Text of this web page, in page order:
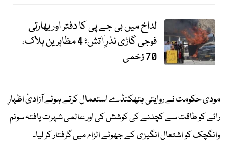
لداخ میں بی جے پی کا دفتر اور بھارتی
فوجی گاڑی نذرِ آتش؛ 4 مظاہرین ہلاک،
70 زخمی
مودی حکومت نے روایتی ہتھکنڈے استعمال کرتے ہوئے آزادیٔ اظہارِ
رائے کو طاقت سے کچلنے کی کوشش کی اور عالمی شہرت یافتہ سونم
وانگچک کو اشتعال انگیزی کے جھوٹے الزام میں گرفتار کر لیا۔